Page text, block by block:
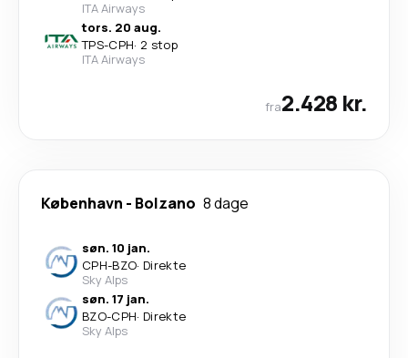
ITA Airways
tors. 20 aug.
TPS-CPH· 2 stop
ITA Airways
fra2.428 kr.
København - Bolzano 8 dage
søn. 10 jan.
CPH-BZO· Direkte
Sky Alps
søn. 17 jan.
BZO-CPH· Direkte
Sky Alps